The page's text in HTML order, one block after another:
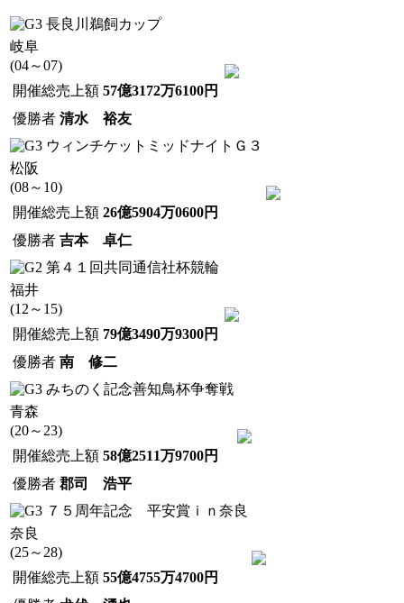
長良川鵜飼カップ
岐阜
(04～07)
開催総売上額 57億3172万6100円
優勝者 清水 裕友
ウィンチケットミッドナイトＧ３
松阪
(08～10)
開催総売上額 26億5904万0600円
優勝者 吉本 卓仁
第４１回共同通信社杯競輪
福井
(12～15)
開催総売上額 79億3490万9300円
優勝者 南 修二
みちのく記念善知鳥杯争奪戦
青森
(20～23)
開催総売上額 58億2511万9700円
優勝者 郡司 浩平
７５周年記念 平安賞ｉｎ奈良
奈良
(25～28)
開催総売上額 55億4755万4700円